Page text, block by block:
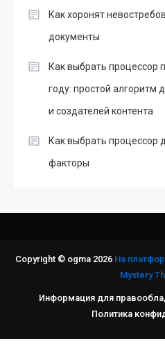
Как хоронят
документы
Как выбрать процессор
году: простой алгоритм
и создателей контента
Как выбрать процессор
факторы
Copyright © ogma 2026 На
Mystery
Информация для
Политика